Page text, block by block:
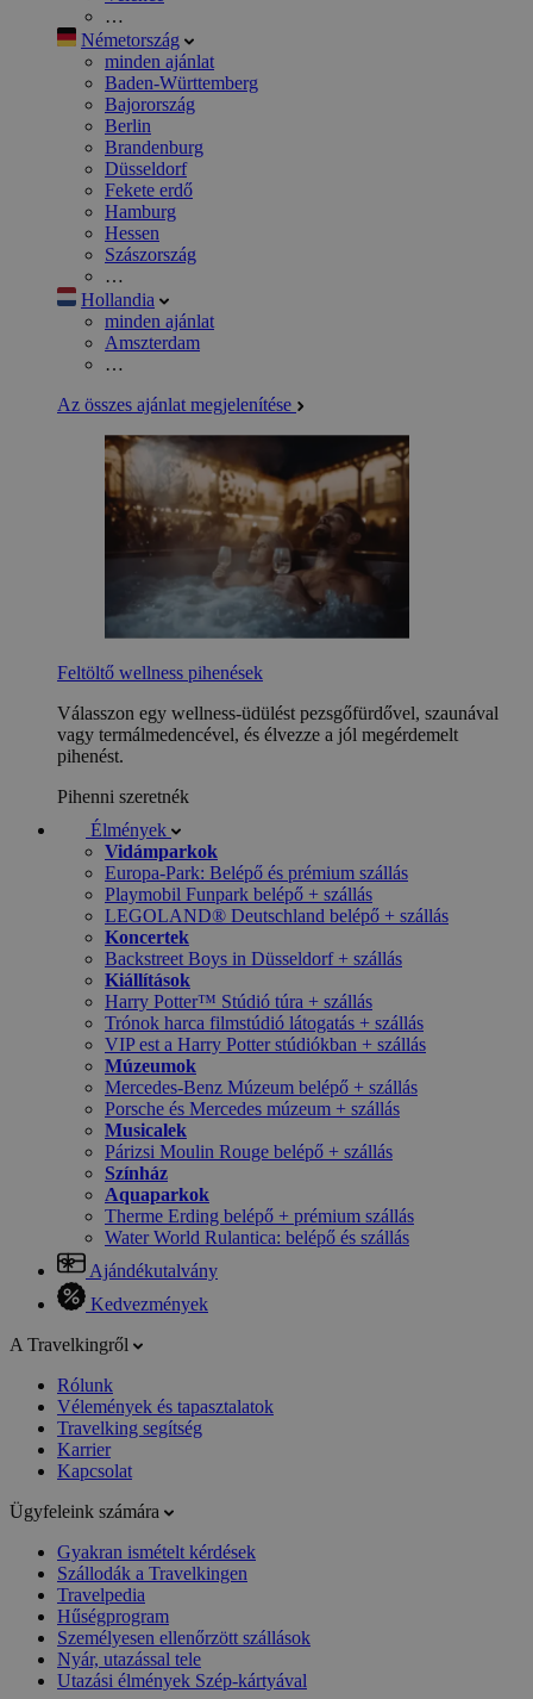
…
Németország
minden ajánlat
Baden-Württemberg
Bajorország
Berlin
Brandenburg
Düsseldorf
Fekete erdő
Hamburg
Hessen
Szászország
…
Hollandia
minden ajánlat
Amszterdam
…
Az összes ajánlat megjelenítése
Feltöltő wellness pihenések
Válasszon egy wellness-üdülést pezsgőfürdővel, szaunával
vagy termálmedencével, és élvezze a jól megérdemelt
pihenést.
Pihenni szeretnék
Élmények
Vidámparkok
Europa-Park: Belépő és prémium szállás
Playmobil Funpark belépő + szállás
LEGOLAND® Deutschland belépő + szállás
Koncertek
Backstreet Boys in Düsseldorf + szállás
Kiállítások
Harry Potter™ Stúdió túra + szállás
Trónok harca filmstúdió látogatás + szállás
VIP est a Harry Potter stúdiókban + szállás
Múzeumok
Mercedes-Benz Múzeum belépő + szállás
Porsche és Mercedes múzeum + szállás
Musicalek
Párizsi Moulin Rouge belépő + szállás
Színház
Aquaparkok
Therme Erding belépő + prémium szállás
Water World Rulantica: belépő és szállás
Ajándékutalvány
Kedvezmények
A Travelkingről
Rólunk
Vélemények és tapasztalatok
Travelking segítség
Karrier
Kapcsolat
Ügyfeleink számára
Gyakran ismételt kérdések
Szállodák a Travelkingen
Travelpedia
Hűségprogram
Személyesen ellenőrzött szállások
Nyár, utazással tele
Utazási élmények Szép-kártyával